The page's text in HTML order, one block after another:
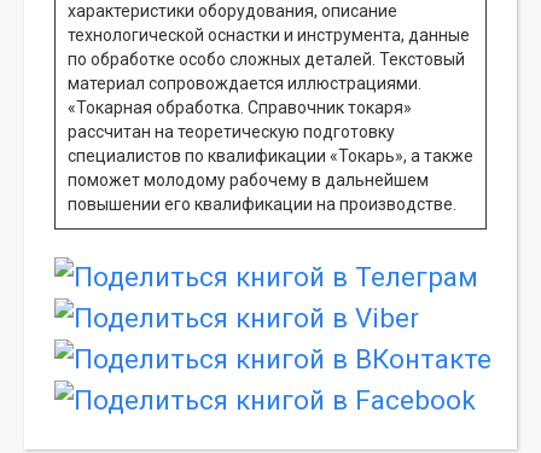
характеристики оборудования, описание
технологической оснастки и инструмента, данные
по обработке особо сложных деталей. Текстовый
материал сопровождается иллюстрациями.
«Токарная обработка. Справочник токаря»
рассчитан на теоретическую подготовку
специалистов по квалификации «Токарь», а также
поможет молодому рабочему в дальнейшем
повышении его квалификации на производстве.